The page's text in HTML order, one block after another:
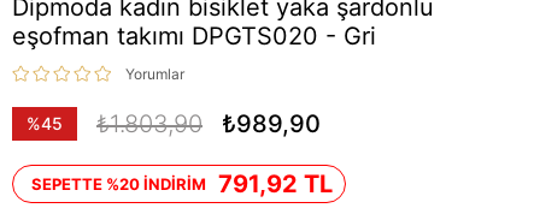
Dipmoda kadın bisiklet yaka şardonlu
eşofman takımı DPGTS020 - Gri
Yorumlar
%45
₺1.803,90 ₺989,90
SEPETTE %20 İNDİRİM 791,92 TL